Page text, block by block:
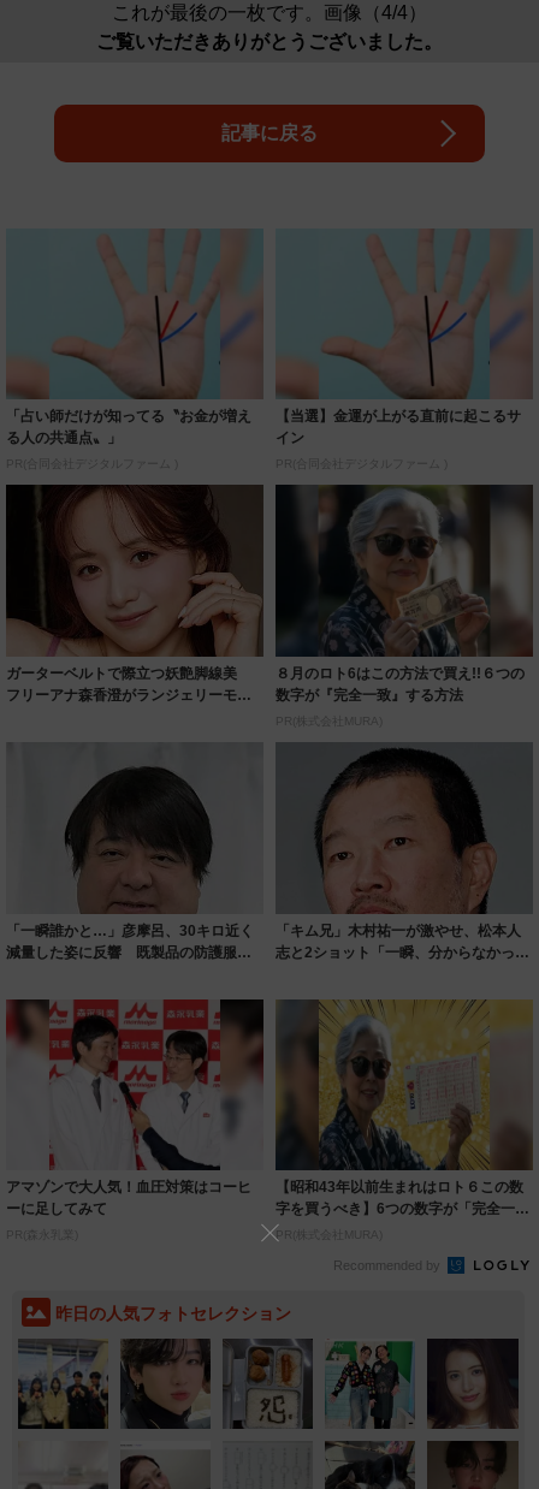
これが最後の一枚です。画像（4/4）
ご覧いただきありがとうございました。
記事に戻る
「占い師だけが知ってる〝お金が増え
る人の共通点〟」
PR(合同会社デジタルファーム )
【当選】金運が上がる直前に起こるサ
イン
PR(合同会社デジタルファーム )
ガーターベルトで際立つ妖艶脚線美
フリーアナ森香澄がランジェリーモデ
８月のロト6はこの方法で買え!!６つの
数字が『完全一致』する方法
PR(株式会社MURA)
「一瞬誰かと…」彦摩呂、30キロ近く
減量した姿に反響 既製品の防護服が
「キム兄」木村祐一が激やせ、松本人
志と2ショット「一瞬、分からなかった
アマゾンで大人気！血圧対策はコーヒ
ーに足してみて
PR(森永乳業)
【昭和43年以前生まれはロト６この数
字を買うべき】6つの数字が「完全一
致」する方...
PR(株式会社MURA)
Recommended by
昨日の人気フォトセレクション